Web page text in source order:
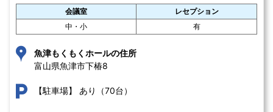
会議室
レセプション
中・小
有
魚津もくもくホールの住所
富山県魚津市下椿8
【駐車場】 あり（70台）